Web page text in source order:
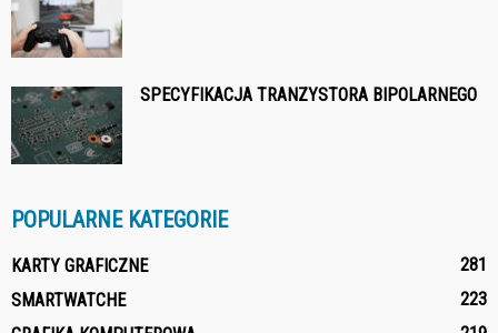
SPECYFIKACJA TRANZYSTORA BIPOLARNEGO
POPULARNE KATEGORIE
KARTY GRAFICZNE
281
SMARTWATCHE
223